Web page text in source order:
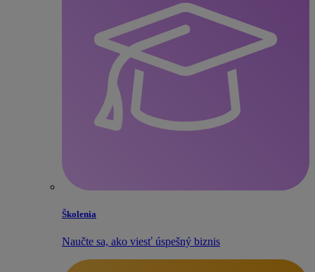
Školenia
Naučte sa, ako viesť úspešný biznis